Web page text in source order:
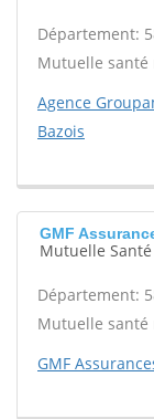
Département:
Mutuelle
Agence
Bazois
GMF
Mutuelle
Département:
Mutuelle
GMF